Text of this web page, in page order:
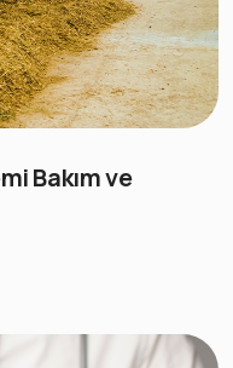
Bakım ve